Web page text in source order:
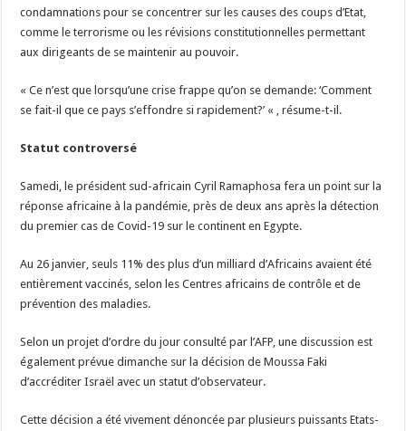
condamnations pour se concentrer sur les causes des coups d’Etat,
comme le terrorisme ou les révisions constitutionnelles permettant
aux dirigeants de se maintenir au pouvoir.
« Ce n’est que lorsqu’une crise frappe qu’on se demande: ‘Comment
se fait-il que ce pays s’effondre si rapidement?’ « , résume-t-il.
Statut controversé
Samedi, le président sud-africain Cyril Ramaphosa fera un point sur la
réponse africaine à la pandémie, près de deux ans après la détection
du premier cas de Covid-19 sur le continent en Egypte.
Au 26 janvier, seuls 11% des plus d’un milliard d’Africains avaient été
entièrement vaccinés, selon les Centres africains de contrôle et de
prévention des maladies.
Selon un projet d’ordre du jour consulté par l’AFP, une discussion est
également prévue dimanche sur la décision de Moussa Faki
d’accréditer Israël avec un statut d’observateur.
Cette décision a été vivement dénoncée par plusieurs puissants Etats-